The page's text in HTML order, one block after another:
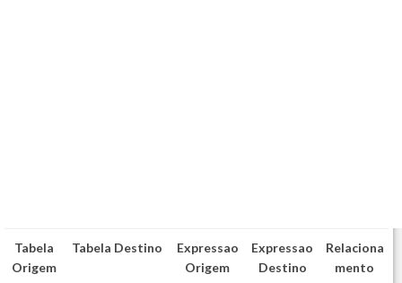
Tabela
Origem
Tabela Destino
Expressao
Origem
Expressao
Destino
Relaciona
mento